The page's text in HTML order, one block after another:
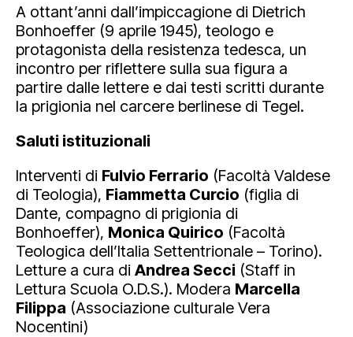
A ottant’anni dall’impiccagione di Dietrich
Bonhoeffer (9 aprile 1945), teologo e
protagonista della resistenza tedesca, un
incontro per riflettere sulla sua figura a
partire dalle lettere e dai testi scritti durante
la prigionia nel carcere berlinese di Tegel.
Saluti istituzionali
Interventi di Fulvio Ferrario (Facoltà Valdese
di Teologia), Fiammetta Curcio (figlia di
Dante, compagno di prigionia di
Bonhoeffer), Monica Quirico (Facoltà
Teologica dell’Italia Settentrionale – Torino).
Letture a cura di Andrea Secci (Staff in
Lettura Scuola O.D.S.). Modera Marcella
Filippa (Associazione culturale Vera
Nocentini)